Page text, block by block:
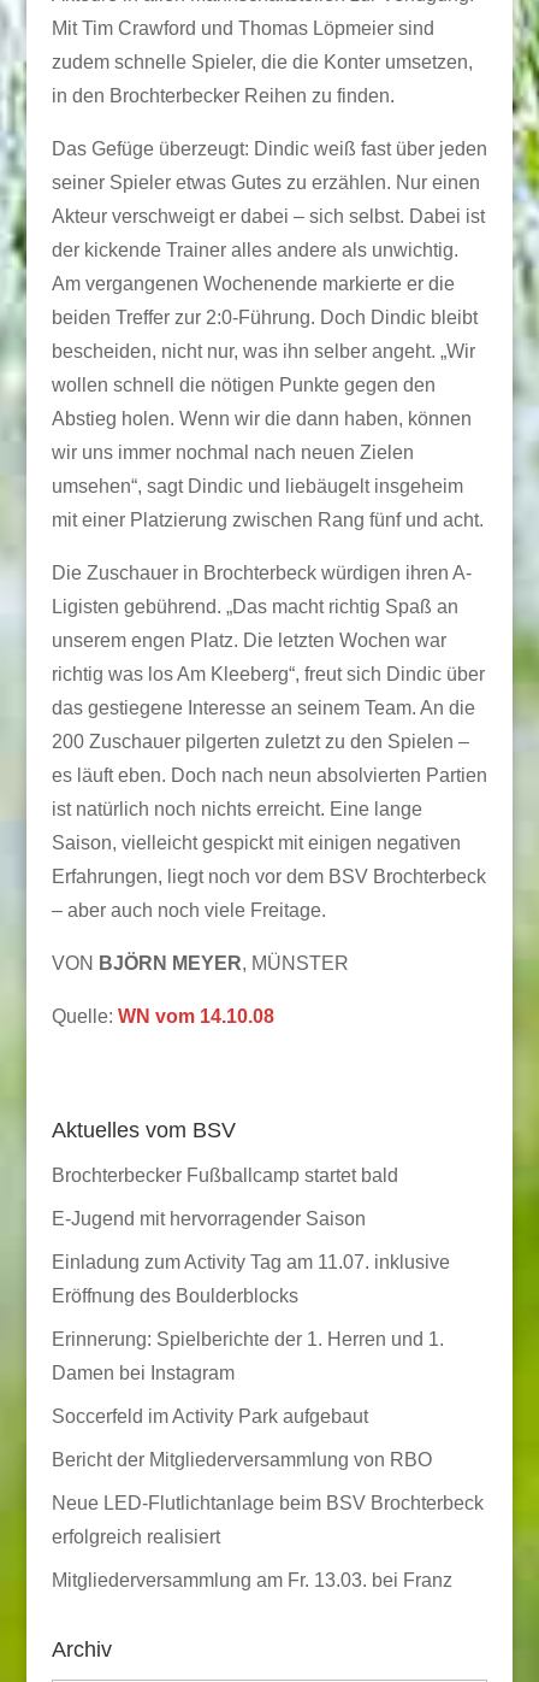
Mit Tim Crawford und Thomas Löpmeier sind
zudem schnelle Spieler, die die Konter umsetzen,
in den Brochterbecker Reihen zu finden.
Das Gefüge überzeugt: Dindic weiß fast über jeden
seiner Spieler etwas Gutes zu erzählen. Nur einen
Akteur verschweigt er dabei – sich selbst. Dabei ist
der kickende Trainer alles andere als unwichtig.
Am vergangenen Wochenende markierte er die
beiden Treffer zur 2:0-Führung. Doch Dindic bleibt
bescheiden, nicht nur, was ihn selber angeht. „Wir
wollen schnell die nötigen Punkte gegen den
Abstieg holen. Wenn wir die dann haben, können
wir uns immer nochmal nach neuen Zielen
umsehen“, sagt Dindic und liebäugelt insgeheim
mit einer Platzierung zwischen Rang fünf und acht.
Die Zuschauer in Brochterbeck würdigen ihren A-
Ligisten gebührend. „Das macht richtig Spaß an
unserem engen Platz. Die letzten Wochen war
richtig was los Am Kleeberg“, freut sich Dindic über
das gestiegene Interesse an seinem Team. An die
200 Zuschauer pilgerten zuletzt zu den Spielen –
es läuft eben. Doch nach neun absolvierten Partien
ist natürlich noch nichts erreicht. Eine lange
Saison, vielleicht gespickt mit einigen negativen
Erfahrungen, liegt noch vor dem BSV Brochterbeck
– aber auch noch viele Freitage.
VON BJÖRN MEYER, MÜNSTER
Quelle: WN vom 14.10.08
Aktuelles vom BSV
Brochterbecker Fußballcamp startet bald
E-Jugend mit hervorragender Saison
Einladung zum Activity Tag am 11.07. inklusive
Eröffnung des Boulderblocks
Erinnerung: Spielberichte der 1. Herren und 1.
Damen bei Instagram
Soccerfeld im Activity Park aufgebaut
Bericht der Mitgliederversammlung von RBO
Neue LED-Flutlichtanlage beim BSV Brochterbeck
erfolgreich realisiert
Mitgliederversammlung am Fr. 13.03. bei Franz
Archiv